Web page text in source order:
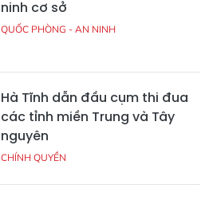
ninh cơ sở
QUỐC PHÒNG - AN NINH
Hà Tĩnh dẫn đầu cụm thi đua
các tỉnh miền Trung và Tây
nguyên
CHÍNH QUYỀN